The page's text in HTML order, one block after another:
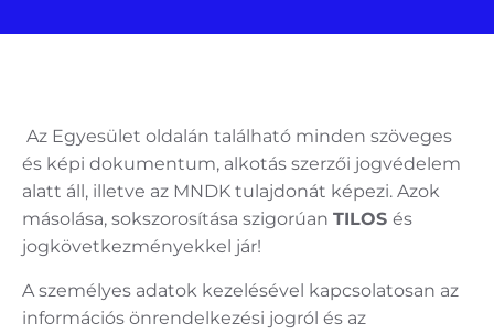
Az Egyesület oldalán található minden szöveges
és képi dokumentum, alkotás szerzői jogvédelem
alatt áll, illetve az MNDK tulajdonát képezi. Azok
másolása, sokszorosítása szigorúan TILOS és
jogkövetkezményekkel jár!
A személyes adatok kezelésével kapcsolatosan az
információs önrendelkezési jogról és az